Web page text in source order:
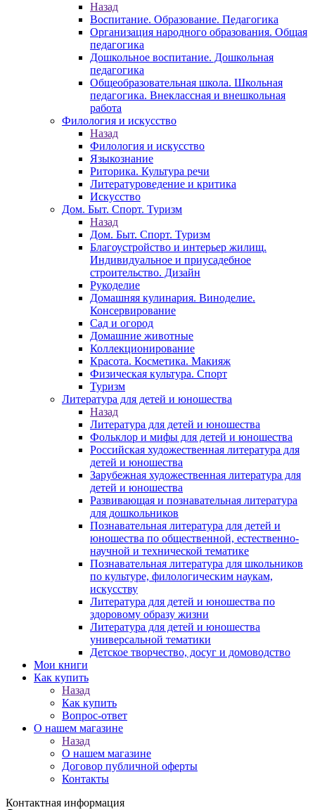
Назад
Воспитание. Образование. Педагогика
Организация народного образования. Общая
педагогика
Дошкольное воспитание. Дошкольная
педагогика
Общеобразовательная школа. Школьная
педагогика. Внеклассная и внешкольная
работа
Филология и искусство
Назад
Филология и искусство
Языкознание
Риторика. Культура речи
Литературоведение и критика
Искусство
Дом. Быт. Спорт. Туризм
Назад
Дом. Быт. Спорт. Туризм
Благоустройство и интерьер жилищ.
Индивидуальное и приусадебное
строительство. Дизайн
Рукоделие
Домашняя кулинария. Виноделие.
Консервирование
Сад и огород
Домашние животные
Коллекционирование
Красота. Косметика. Макияж
Физическая культура. Спорт
Туризм
Литература для детей и юношества
Назад
Литература для детей и юношества
Фольклор и мифы для детей и юношества
Российская художественная литература для
детей и юношества
Зарубежная художественная литература для
детей и юношества
Развивающая и познавательная литература
для дошкольников
Познавательная литература для детей и
юношества по общественной, естественно-
научной и технической тематике
Познавательная литература для школьников
по культуре, филологическим наукам,
искусству
Литература для детей и юношества по
здоровому образу жизни
Литература для детей и юношества
универсальной тематики
Детское творчество, досуг и домоводство
Мои книги
Как купить
Назад
Как купить
Вопрос-ответ
О нашем магазине
Назад
О нашем магазине
Договор публичной оферты
Контакты
Контактная информация